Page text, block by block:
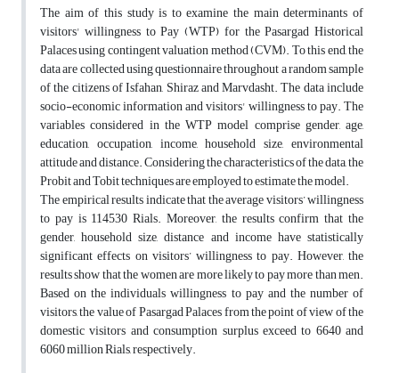
The aim of this study is to examine the main determinants of
visitors' willingness to Pay (WTP) for the Pasargad Historical
Palaces using contingent valuation method (CVM). To this end, the
data are collected using questionnaire throughout a random sample
of the citizens of Isfahan, Shiraz and Marvdasht. The data include
socio-economic information and visitors' willingness to pay. The
variables considered in the WTP model comprise gender, age,
education, occupation, income, household size, environmental
attitude and distance. Considering the characteristics of the data, the
Probit and Tobit techniques are employed to estimate the model.
The empirical results indicate that the average visitors’ willingness
to pay is 114530 Rials. Moreover, the results confirm that the
gender, household size, distance and income have statistically
significant effects on visitors’ willingness to pay. However, the
results show that the women are more likely to pay more than men.
Based on the individuals willingness to pay and the number of
visitors, the value of Pasargad Palaces from the point of view of the
domestic visitors and consumption surplus exceed to 6640 and
6060 million Rials, respectively.